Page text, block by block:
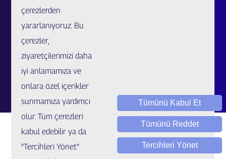
çerezlerden
yararlanıyoruz. Bu
çerezler,
ziyaretçilerimizi daha
iyi anlamamıza ve
onlara özel içerikler
sunmamıza yardımcı
olur. Tüm çerezleri
kabul edebilir ya da
“Tercihleri Yönet”
Tümünü Kabul Et
Tümünü Reddet
Tercihleri Yönet
Özel Ürünler ve Uzatılmış Garanti İş Ortaklığı Başvurusu
Sahtecilik Bildirim
Müşteri İlişkileri Merkezi
Kariyer
Talep / Öneri / Şikayet